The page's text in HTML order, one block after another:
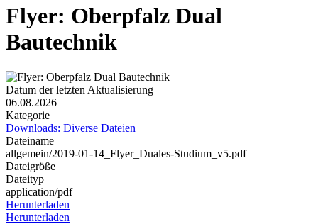
Flyer: Oberpfalz Dual
Bautechnik
Datum der letzten Aktualisierung
06.08.2026
Kategorie
Downloads: Diverse Dateien
Dateiname
allgemein/2019-01-14_Flyer_Duales-Studium_v5.pdf
Dateigröße
Dateityp
application/pdf
Herunterladen
Herunterladen